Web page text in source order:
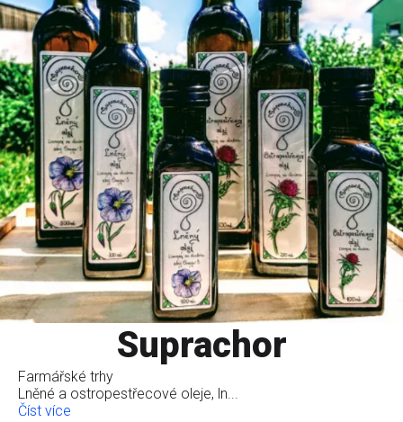
Suprachor
Farmářské trhy
Lněné a ostropestřecové oleje, ln...
Číst více